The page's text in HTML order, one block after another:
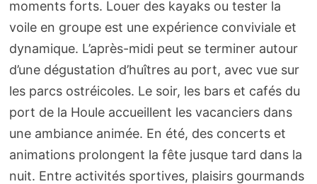
moments forts. Louer des kayaks ou tester la
voile en groupe est une expérience conviviale et
dynamique. L’après-midi peut se terminer autour
d’une dégustation d’huîtres au port, avec vue sur
les parcs ostréicoles. Le soir, les bars et cafés du
port de la Houle accueillent les vacanciers dans
une ambiance animée. En été, des concerts et
animations prolongent la fête jusque tard dans la
nuit. Entre activités sportives, plaisirs gourmands